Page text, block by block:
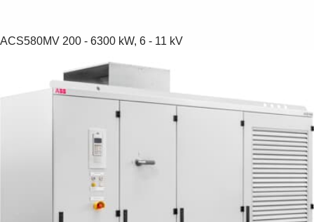
ACS580MV 200 - 6300 kW, 6 - 11 kV